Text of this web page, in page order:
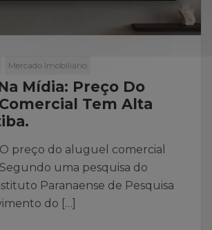
Mercado Imobiliário
Mídia: Preço Do
Tem Alta
O preço do aluguel comercial
uma pesquisa do
Paranaense de Pesquisa
do […]